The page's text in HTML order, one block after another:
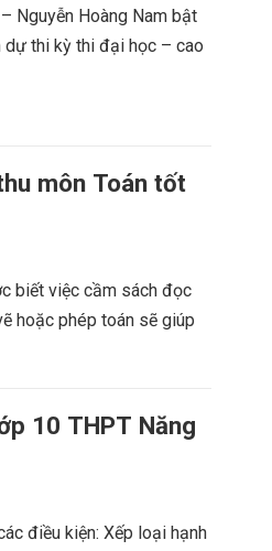
Nguyễn Hoàng Nam bật
thi kỳ thi đại học – cao
môn Toán tốt
biết việc cầm sách đọc
hoặc phép toán sẽ giúp
10 THPT Năng
điều kiện: Xếp loại hạnh